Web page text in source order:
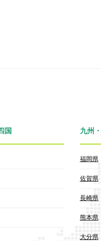
国 九州
福岡県
佐賀県
長崎県
熊本県
大分県